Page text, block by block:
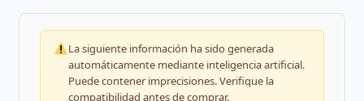
La siguiente información ha sido generada
automáticamente mediante inteligencia artificial.
Puede contener imprecisiones. Verifique la
compatibilidad antes de comprar.